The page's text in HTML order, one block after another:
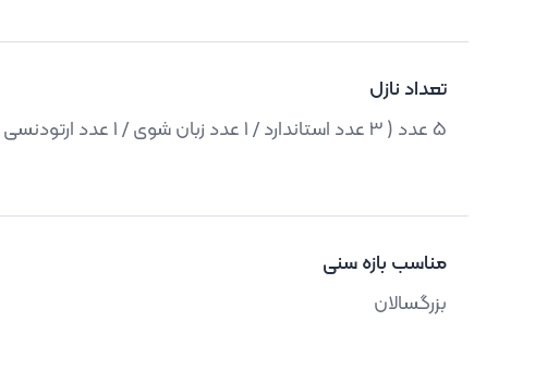
تعداد نازل
5 عدد ( 3 عدد استاندارد / 1 عدد زبان شوی / 1 عدد ارتودنسی )
مناسب بازه سنی
بزرگسالان